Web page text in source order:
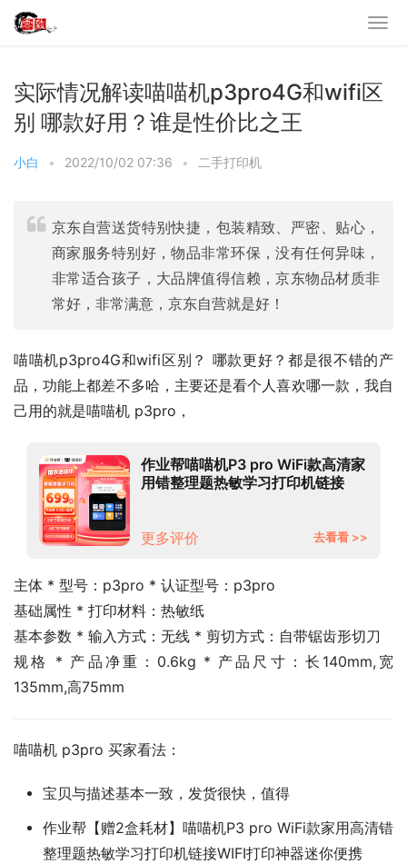
实际情况解读喵喵机p3pro4G和wifi区
别 哪款好用？谁是性价比之王
小白 • 2022/10/02 07:36 • 二手打印机
京东自营送货特别快捷，包装精致、严密、贴心，
商家服务特别好，物品非常环保，没有任何异味，
非常适合孩子，大品牌值得信赖，京东物品材质非
常好，非常满意，京东自营就是好！
喵喵机p3pro4G和wifi区别？ 哪款更好？都是很不错的产
品，功能上都差不多哈，主要还是看个人喜欢哪一款，我自
己用的就是喵喵机 p3pro，
作业帮喵喵机P3 pro WiFi款高清家
用错整理题热敏学习打印机链接
更多评价 去看看 >>
主体 * 型号：p3pro * 认证型号：p3pro
基础属性 * 打印材料：热敏纸
基本参数 * 输入方式：无线 * 剪切方式：自带锯齿形切刀
规格 * 产品净重：0.6kg * 产品尺寸：长140mm,宽
135mm,高75mm
喵喵机 p3pro 买家看法：
宝贝与描述基本一致，发货很快，值得
作业帮【赠2盒耗材】喵喵机P3 pro WiFi款家用高清错
整理题热敏学习打印机链接WIFI打印神器迷你便携